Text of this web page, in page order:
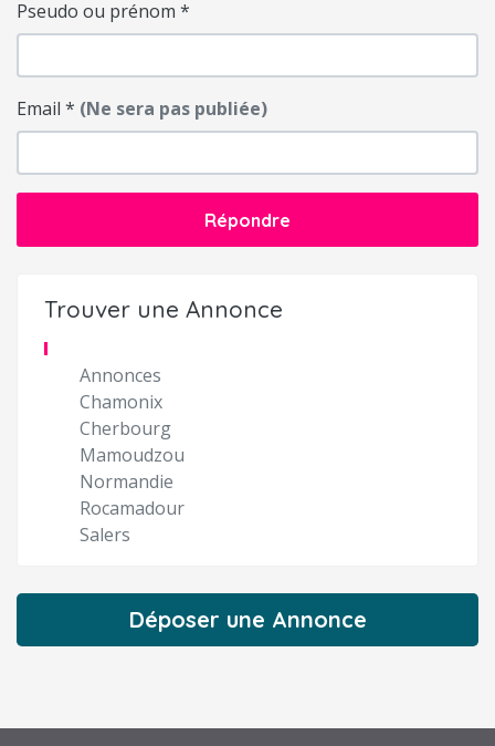
Pseudo ou prénom *
Email * (Ne sera pas publiée)
Répondre
Trouver une Annonce
Annonces
Chamonix
Cherbourg
Mamoudzou
Normandie
Rocamadour
Salers
Déposer une Annonce